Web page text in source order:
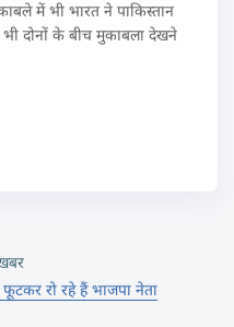
में भी भारत ने पाकिस्तान
दोनों के बीच मुकाबला देखने
रो रहे हैं भाजपा नेता